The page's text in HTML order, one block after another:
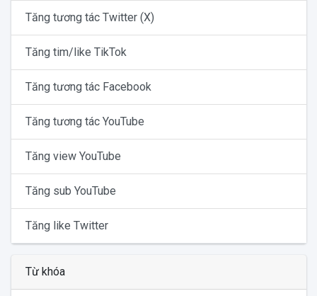
Tăng tương tác Twitter (X)
Tăng tim/like TikTok
Tăng tương tác Facebook
Tăng tương tác YouTube
Tăng view YouTube
Tăng sub YouTube
Tăng like Twitter
Từ khóa